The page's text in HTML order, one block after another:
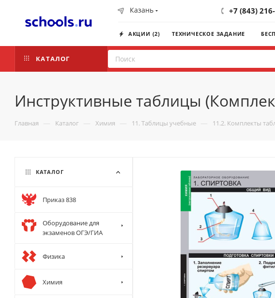
Казань +7 (843)
АКЦИИ (2) ТЕХНИЧЕСКОЕ ЗАДАНИЕ
КАТАЛОГ
Инструктивные таблицы
Главная — Каталог — Химия — 11. Таблицы учебные — 11.2. Комплекты
КАТАЛОГ
Приказ 838
Оборудование для
экзаменов ОГЭ/ГИА
Физика
Химия